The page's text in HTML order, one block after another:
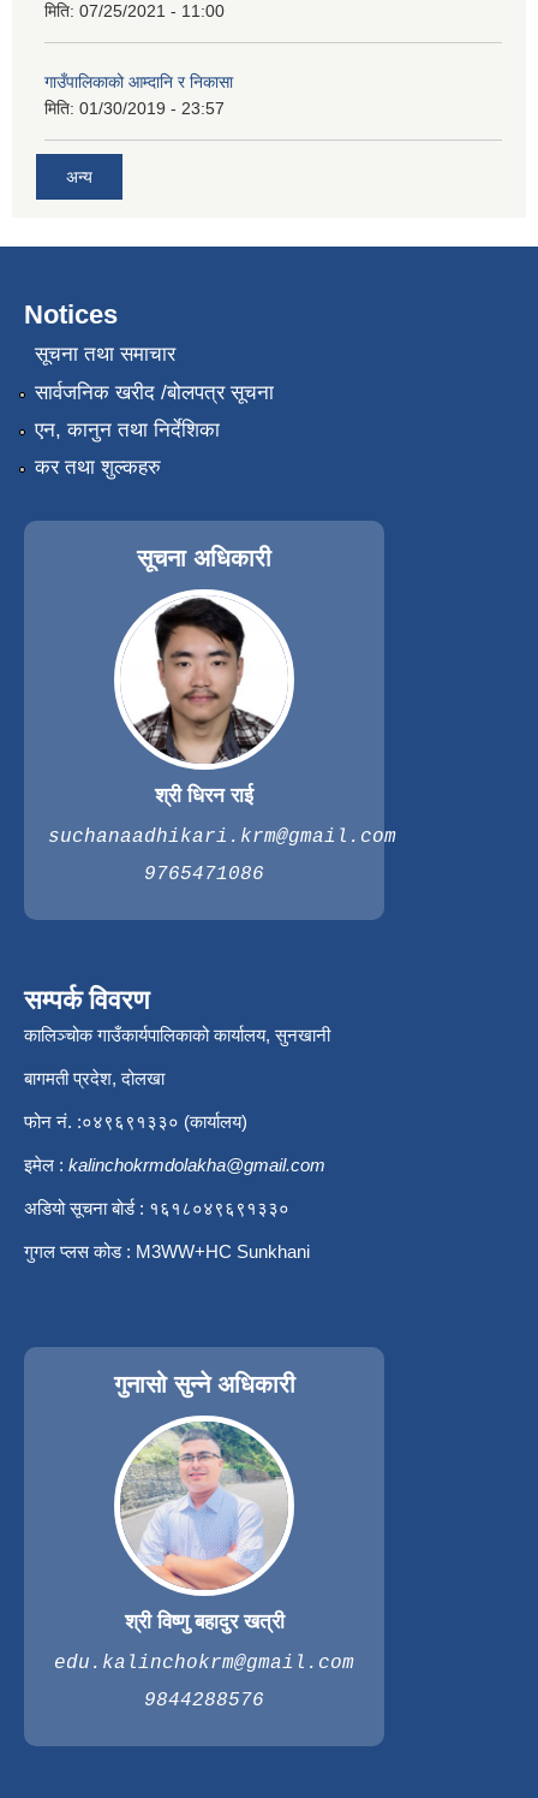
मिति: 07/25/2021 - 11:00
गाउँपालिकाको आम्दानि र निकासा
मिति: 01/30/2019 - 23:57
अन्य
Notices
सूचना तथा समाचार
सार्वजनिक खरीद /बोलपत्र सूचना
एन, कानुन तथा निर्देशिका
कर तथा शुल्कहरु
सूचना अधिकारी
श्री धिरन राई
suchanaadhikari.krm@gmail.com
9765471086
सम्पर्क विवरण
कालिञ्चोक गाउँकार्यपालिकाको कार्यालय, सुनखानी
बागमती प्रदेश, दोलखा
फोन नं. :०४९६९१३३० (कार्यालय)
इमेल : kalinchokrmdolakha@gmail.com
अडियो सूचना बोर्ड : १६१८०४९६९१३३०
गुगल प्लस कोड : M3WW+HC Sunkhani
गुनासो सुन्ने अधिकारी
श्री विष्णु बहादुर खत्री
edu.kalinchokrm@gmail.com
9844288576